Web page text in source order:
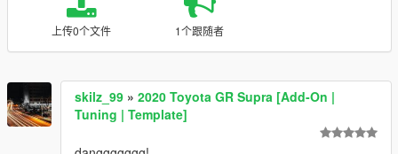
上传0个文件 1个跟随者
skilz_99 » 2020 Toyota GR Supra [Add-On |
Tuning | Template]